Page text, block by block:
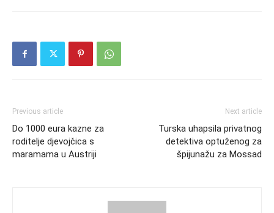
Previous article
Do 1000 eura kazne za
roditelje djevojčica s
maramama u Austriji
Next article
Turska uhapsila privatnog
detektiva optuženog za
špijunažu za Mossad